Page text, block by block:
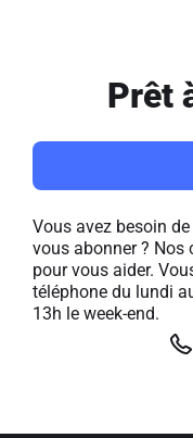
Prêt
Vous avez besoin
vous abonner ? Nos
pour vous aider.
téléphone du lundi
13h le week-end.